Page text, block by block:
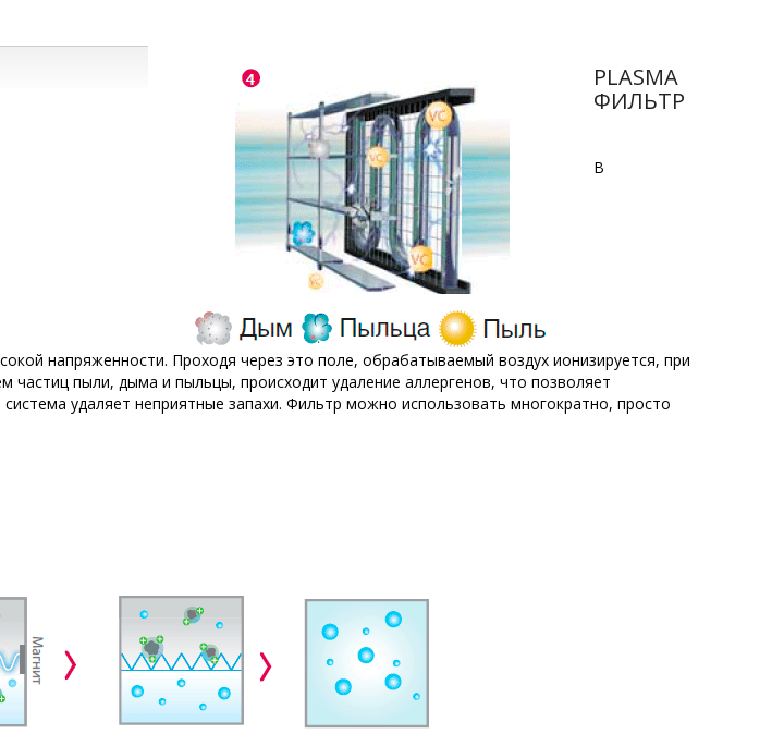
PLASMA
ФИЛЬТР
В
напряженности. Проходя через это поле, обрабатываемый воздух ионизируется, при
пыли, дыма и пыльцы, происходит удаление аллергенов, что позволяет
удаляет неприятные запахи. Фильтр можно использовать многократно, просто